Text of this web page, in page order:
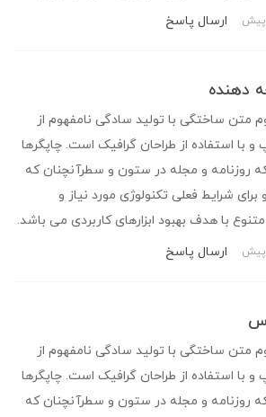
ارسال پاسخ
دهنده
متن ساختگی با تولید سادگی نامفهوم از
با استفاده از طراحان گرافیک است. چاپگرها
روزنامه و مجله در ستون و سطرآنچنان که
برای شرایط فعلی تکنولوژی مورد نیاز و
با هدف بهبود ابزارهای کاربردی می باشد.
ارسال پاسخ
متن ساختگی با تولید سادگی نامفهوم از
با استفاده از طراحان گرافیک است. چاپگرها
روزنامه و مجله در ستون و سطرآنچنان که